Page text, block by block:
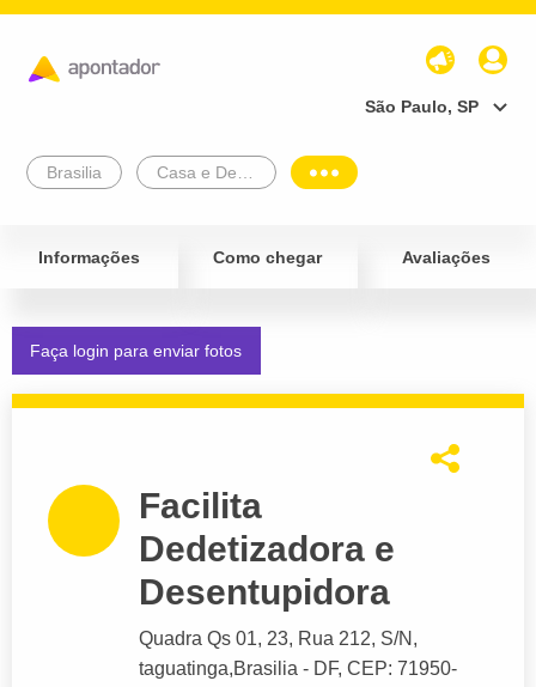
São Paulo, SP
Brasilia
Informações Como chegar Avaliações
Faça login para enviar fotos
Facilita
Dedetizadora e
Desentupidora
Quadra Qs 01, 23, Rua 212, S/N,
taguatinga,Brasilia - DF, CEP: 71950-